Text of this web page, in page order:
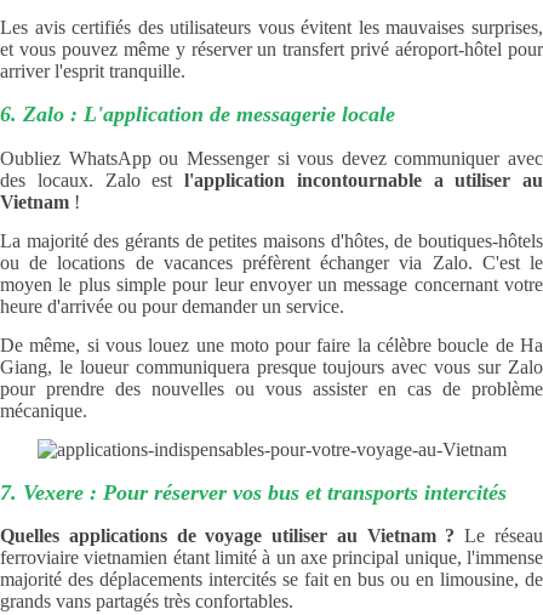
Les avis certifiés des utilisateurs vous évitent les mauvaises surprises,
et vous pouvez même y réserver un transfert privé aéroport-hôtel pour
arriver l'esprit tranquille.
6. Zalo : L'application de messagerie locale
Oubliez WhatsApp ou Messenger si vous devez communiquer avec
des locaux. Zalo est l'application incontournable a utiliser au
Vietnam !
La majorité des gérants de petites maisons d'hôtes, de boutiques-hôtels
ou de locations de vacances préfèrent échanger via Zalo. C'est le
moyen le plus simple pour leur envoyer un message concernant votre
heure d'arrivée ou pour demander un service.
De même, si vous louez une moto pour faire la célèbre boucle de Ha
Giang, le loueur communiquera presque toujours avec vous sur Zalo
pour prendre des nouvelles ou vous assister en cas de problème
mécanique.
7. Vexere : Pour réserver vos bus et transports intercités
Quelles applications de voyage utiliser au Vietnam ? Le réseau
ferroviaire vietnamien étant limité à un axe principal unique, l'immense
majorité des déplacements intercités se fait en bus ou en limousine, de
grands vans partagés très confortables.